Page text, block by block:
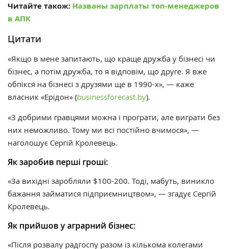
Читайте також: Названы зарплаты топ-менеджеров
в АПК
Цитати
«Якщо в мене запитають, що краще дружба у бізнесі чи
бізнес, а потім дружба, то я відповім, що друге. Я вже
обпікся на бізнесі з друзями ще в 1990-х», — каже
власник «Ерідон» (businessforecast.by).
«З добрими гравцями можна і програти, але виграти без
них неможливо. Тому ми всі постійно вчимося», —
наголошує Сергій Кролевець.
Як заробив перші гроші:
«За вихідні заробляли $100-200. Тоді, мабуть, виникло
бажання займатися підприємництвом», — згадує Сергій
Кролевець.
Як прийшов у аграрний бізнес:
«Після розвалу радгоспу разом із кількома колегами